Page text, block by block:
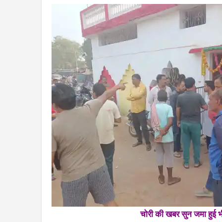
चोरी की खबर सुन जमा हुई